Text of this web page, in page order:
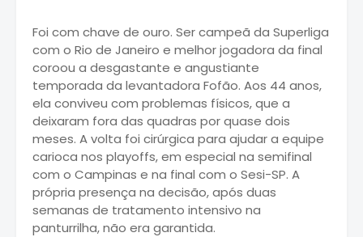
Foi com chave de ouro. Ser campeã da Superliga
com o Rio de Janeiro e melhor jogadora da final
coroou a desgastante e angustiante
temporada da levantadora Fofão. Aos 44 anos,
ela conviveu com problemas físicos, que a
deixaram fora das quadras por quase dois
meses. A volta foi cirúrgica para ajudar a equipe
carioca nos playoffs, em especial na semifinal
com o Campinas e na final com o Sesi-SP. A
própria presença na decisão, após duas
semanas de tratamento intensivo na
panturrilha, não era garantida.